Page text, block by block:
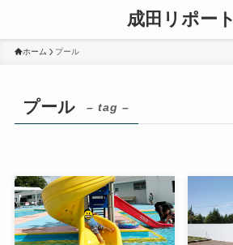
成田リポート
ホーム プール
プール – tag –